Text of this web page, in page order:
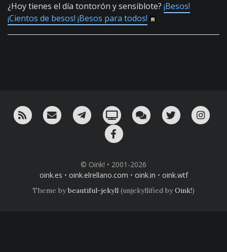
¿Hoy tienes el día tontorón y sensiblote? ¡Besos!
¡Cientos de besos! ¡Besos para todos!
RSS ¡Mándame un email!¡Nuestro canal en Telegram!
Oink! TV Charla con nosotros
Twitter
© Oink! • 2001-2026
oink.es • oink.elrellano.com • oink.in • oink.wtf
Theme bybeautiful-jekyll (unjekyllified byOink!)